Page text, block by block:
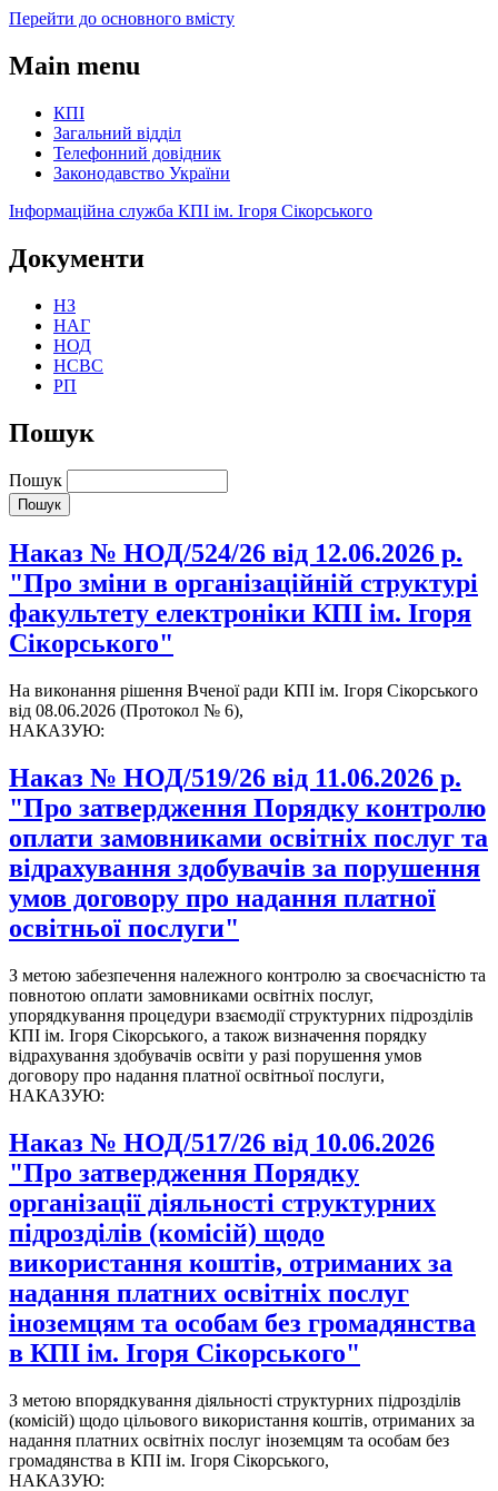
Перейти до основного вмісту
Main menu
КПІ
Загальний відділ
Телефонний довідник
Законодавство України
Інформаційна служба КПІ ім. Ігоря Сікорського
Документи
НЗ
НАГ
НОД
НСВС
РП
Пошук
Пошук
Наказ № НОД/524/26 від 12.06.2026 р.
"Про зміни в організаційній структурі
факультету електроніки КПІ ім. Ігоря
Сікорського"
На виконання рішення Вченої ради КПІ ім. Ігоря Сікорського
від 08.06.2026 (Протокол № 6),
НАКАЗУЮ:
Наказ № НОД/519/26 від 11.06.2026 р.
"Про затвердження Порядку контролю
оплати замовниками освітніх послуг та
відрахування здобувачів за порушення
умов договору про надання платної
освітньої послуги"
З метою забезпечення належного контролю за своєчасністю та
повнотою оплати замовниками освітніх послуг,
упорядкування процедури взаємодії структурних підрозділів
КПІ ім. Ігоря Сікорського, а також визначення порядку
відрахування здобувачів освіти у разі порушення умов
договору про надання платної освітньої послуги,
НАКАЗУЮ:
Наказ № НОД/517/26 від 10.06.2026
"Про затвердження Порядку
організації діяльності структурних
підрозділів (комісій) щодо
використання коштів, отриманих за
надання платних освітніх послуг
іноземцям та особам без громадянства
в КПІ ім. Ігоря Сікорського"
З метою впорядкування діяльності структурних підрозділів
(комісій) щодо цільового використання коштів, отриманих за
надання платних освітніх послуг іноземцям та особам без
громадянства в КПІ ім. Ігоря Сікорського,
НАКАЗУЮ: